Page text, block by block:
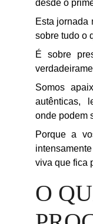
desde o
Esta jornada
sobre tudo o
É sobre
Somos
autênticas,
onde podem
Porque a
viva que fica
O